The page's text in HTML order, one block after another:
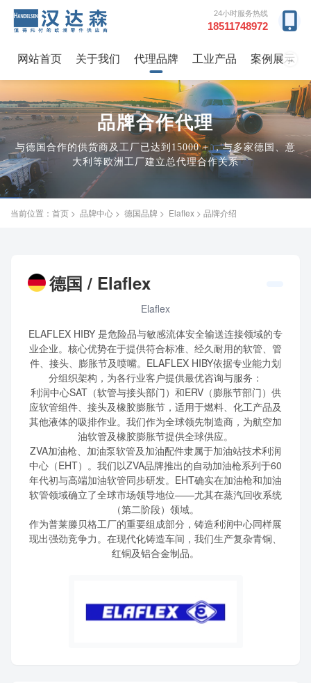
24小时服务热线
18511748972
→
网站首页 关于我们 代理品牌 工业产品 案例展示
品牌合作代理
与德国合作的供货商及工厂已达到15000 + ，与多家德国、意
大利等欧洲工厂建立总代理合作关系
当前位置： 首页 > 品牌中心 > 德国品牌 > Elaflex > 品牌介绍
德国 / Elaflex
Elaflex
ELAFLEX HIBY 是危险品与敏感流体安全输送连接领域的专
业企业。核心优势在于提供符合标准、经久耐用的软管、管
件、接头、膨胀节及喷嘴。ELAFLEX HIBY依据专业能力划
分组织架构，为各行业客户提供最优咨询与服务：
利润中心SAT（软管与接头部门）和ERV（膨胀节部门）供
应软管组件、接头及橡胶膨胀节，适用于燃料、化工产品及
其他液体的吸排作业。我们作为全球领先制造商，为航空加
油软管及橡胶膨胀节提供全球供应。
ZVA加油枪、加油泵软管及加油配件隶属于加油站技术利润
中心（EHT）。我们以ZVA品牌推出的自动加油枪系列于60
年代初与高端加油软管同步研发。EHT确实在加油枪和加油
软管领域确立了全球市场领导地位——尤其在蒸汽回收系统
（第二阶段）领域。
作为普莱滕贝格工厂的重要组成部分，铸造利润中心同样展
现出强劲竞争力。在现代化铸造车间，我们生产复杂青铜、
红铜及铝合金制品。